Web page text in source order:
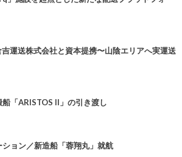
運送株式会社と資本提携〜山陰エリアへ実運送
「ARISTOS II」の引き渡し
ョン／新造船「蓉翔丸」就航